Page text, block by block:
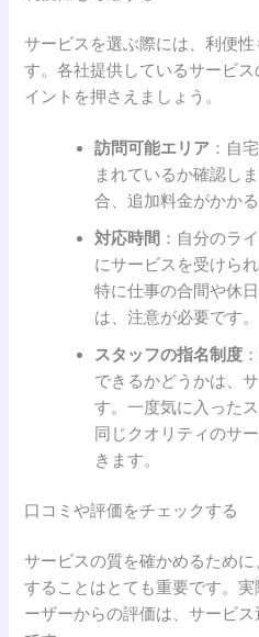
サービスを選ぶ際には、利便
す。各社提供しているサービ
イントを押さえましょう。
訪問可能エリア ：自
まれているか確認し
合、追加料金がかか
対応時間 ：自分のラ
にサービスを受けら
特に仕事の合間や休
は、注意が必要です。
スタッフの指名制度
できるかどうかは、
す。一度気に入った
同じクオリティのサ
きます。
口コミや評価をチェックする
サービスの質を確かめるため
することはとても重要です。
ーザーからの評価は、サービ